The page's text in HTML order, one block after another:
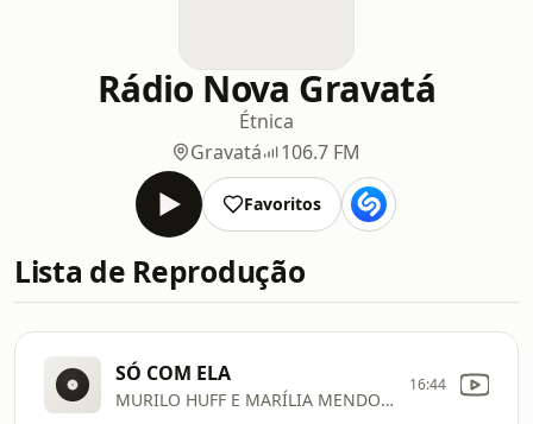
Rádio Nova Gravatá
Étnica
Gravatá
106.7 FM
Favoritos
Lista de Reprodução
SÓ COM ELA
MURILO HUFF E MARÍLIA MENDONÇA [IA] 2026
16:44